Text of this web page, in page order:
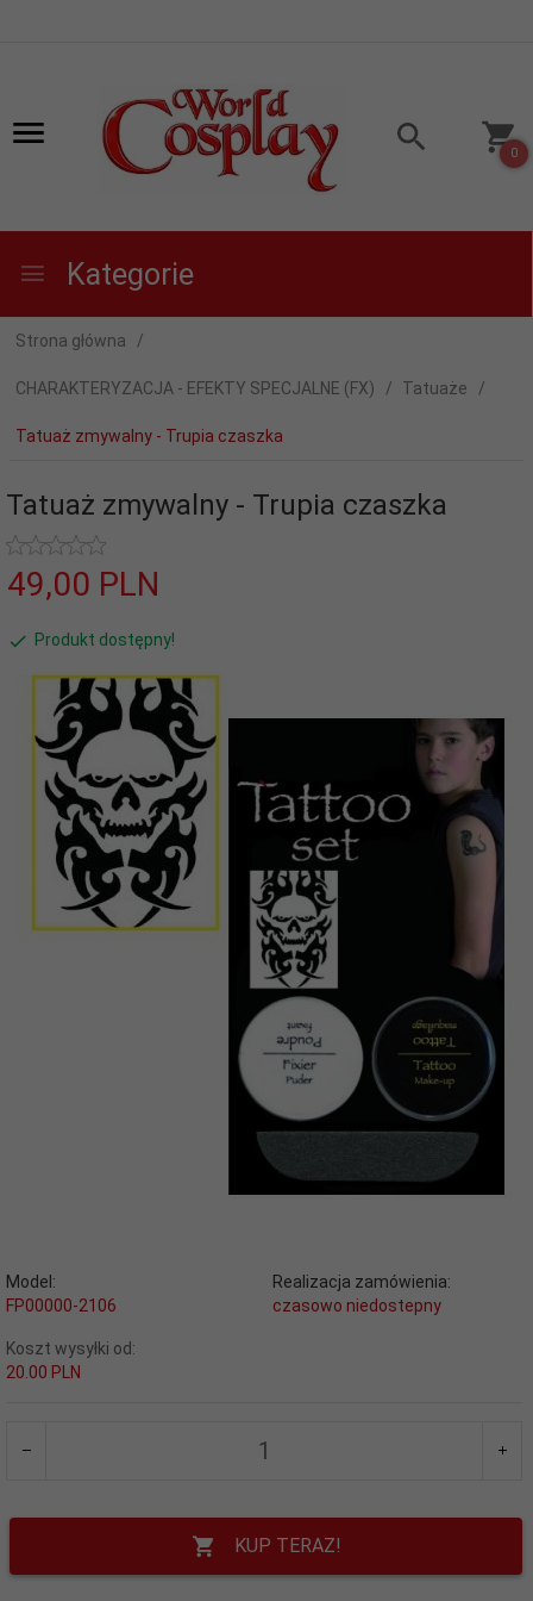
0
Kategorie
Strona główna
CHARAKTERYZACJA - EFEKTY SPECJALNE (FX) Tatuaże
Tatuaż zmywalny - Trupia czaszka
Tatuaż zmywalny - Trupia czaszka
49,00 PLN
Produkt dostępny!
Model:
FP00000-2106
Realizacja zamówienia:
czasowo niedostepny
Koszt wysyłki od:
20.00 PLN
KUP TERAZ!